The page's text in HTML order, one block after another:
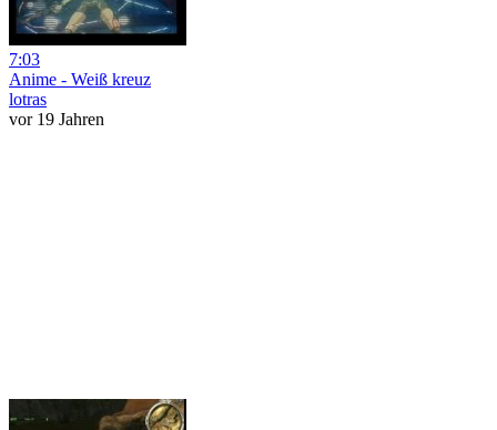
7:03
Anime - Weiß kreuz
lotras
vor 19 Jahren